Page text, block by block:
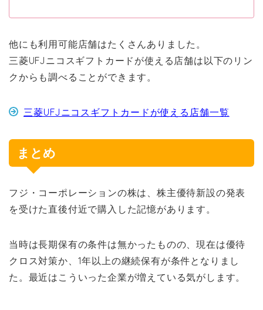
他にも利用可能店舗はたくさんありました。
三菱UFJニコスギフトカードが使える店舗は以下のリン
クからも調べることができます。
三菱UFJニコスギフトカードが使える店舗一覧
まとめ
フジ・コーポレーションの株は、株主優待新設の発表
を受けた直後付近で購入した記憶があります。
当時は長期保有の条件は無かったものの、現在は優待
クロス対策か、1年以上の継続保有が条件となりまし
た。最近はこういった企業が増えている気がします。